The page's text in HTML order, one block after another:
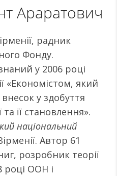
Араратович
радник
Фонду.
у 2006 році
«Економістом, який
у здобуття
її становлення».
національний
Автор 61
розробник теорії
році ООН і